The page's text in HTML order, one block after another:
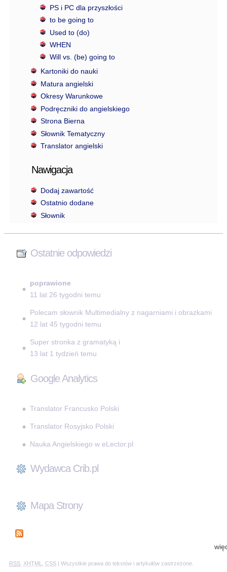
PS i PC dla przyszłości
to be going to
Used to (do)
WHEN
Will vs. (be) going to
Kartoniki do nauki
Matura angielski
Okresy Warunkowe
Podręczniki do angielskiego
Strona Bierna
Słownik Tematyczny
Translator angielski
Nawigacja
Dodaj zawartość
Ostatnio dodane
Słownik
Ostatnie odpowiedzi
poprawione
11 lat 26 tygodni temu
Polecam słownik Multimedialny z nagarniami i obrazkami
12 lat 45 tygodni temu
Super stronka z gramatyką i
13 lat 1 tydzień temu
Google Analytics
Translator Francusko Polski
Translator Rosyjsko Polski
Nauka Angielskiego w eLector.pl
Wydawca Crib.pl
Mapa Strony
RSS, XHTML, CSS | Wszystkie prawa do tekstów i artykułów zastrzeżone.